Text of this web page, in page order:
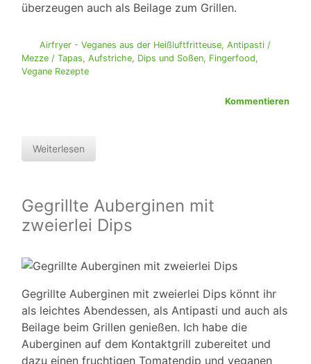
überzeugen auch als Beilage zum Grillen.
Airfryer - Veganes aus der Heißluftfritteuse, Antipasti /
Mezze / Tapas, Aufstriche, Dips und Soßen, Fingerfood,
Vegane Rezepte
Kommentieren
Weiterlesen
Gegrillte Auberginen mit
zweierlei Dips
Gegrillte Auberginen mit zweierlei Dips könnt ihr
als leichtes Abendessen, als Antipasti und auch als
Beilage beim Grillen genießen. Ich habe die
Auberginen auf dem Kontaktgrill zubereitet und
dazu einen fruchtigen Tomatendip und veganen